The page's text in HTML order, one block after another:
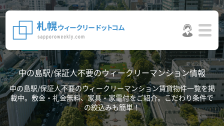
中の島駅/保証人不要のウィークリーマンション情報
中の島駅/保証人不要のウィークリーマンション賃貸物件一覧を掲
載中。敷金・礼金無料、家具・家電付をご紹介。こだわり条件で
の絞込みも簡単！